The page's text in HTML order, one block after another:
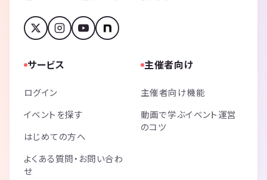
サービス
ログイン
イベントを探す
はじめての方へ
よくある質問・お問い合わ
せ
主催者向け
主催者向け機能
動画で学ぶイベント運営
のコツ